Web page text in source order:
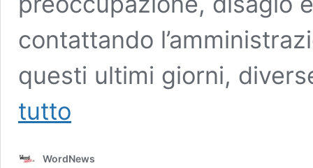
contattando
questi ultimi giorni,
tutto
ignorata
WordNews